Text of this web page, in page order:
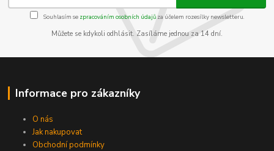
Souhlasím se zpracováním osobních údajůza účelem rozesílky newsletteru.
Můžete se kdykoli odhlásit. Zasíláme jednou za 14 dní.
Informace pro zákazníky
O nás
Jak nakupovat
Obchodní podmínky